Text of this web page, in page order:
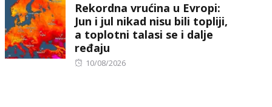
Rekordna vrućina u Evropi:
Jun i jul nikad nisu bili topliji,
a toplotni talasi se i dalje
ređaju
Posted
10/08/2026